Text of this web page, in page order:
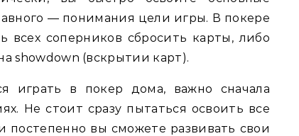
— понимания цели игры. В покере
всех соперников сбросить карты, либо
showdown (вскрытии карт).
играть в покер дома, важно сначала
Не стоит сразу пытаться освоить все
постепенно вы сможете развивать свои